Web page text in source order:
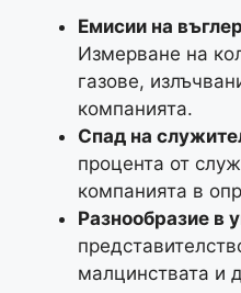
Емисии на
Измерване на
газове,
компанията.
Спад на
процента от
компанията в
Разнообразие в
малцинствата и